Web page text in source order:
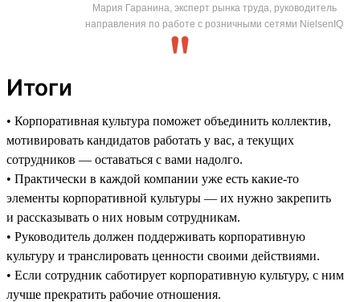
Мария Гаранина, эксперт рынка труда, руководитель
направления по работе с розничными сетями NielsenIQ
Итоги
• Корпоративная культура поможет объединить коллектив,
мотивировать кандидатов работать у вас, а текущих
сотрудников — оставаться с вами надолго.
• Практически в каждой компании уже есть какие-то
элементы корпоративной культуры — их нужно закрепить
и рассказывать о них новым сотрудникам.
• Руководитель должен поддерживать корпоративную
культуру и транслировать ценности своими действиями.
• Если сотрудник саботирует корпоративную культуру, с ним
лучше прекратить рабочие отношения.